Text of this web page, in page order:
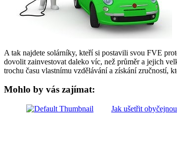
A tak najdete solárníky, kteří si postavili svou FVE
dovolit zainvestovat daleko víc, než průměr a jejich
trochu času vlastnímu vzdělávání a získání zručností,
Mohlo by vás zajímat:
Jak ušetřit